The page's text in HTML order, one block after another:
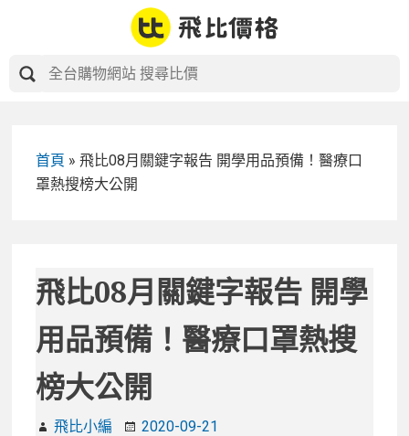
首頁 » 飛比08月關鍵字報告 開學用品預備！醫療口
罩熱搜榜大公開
飛比08月關鍵字報告 開學
用品預備！醫療口罩熱搜
榜大公開
飛比小編 2020-09-21